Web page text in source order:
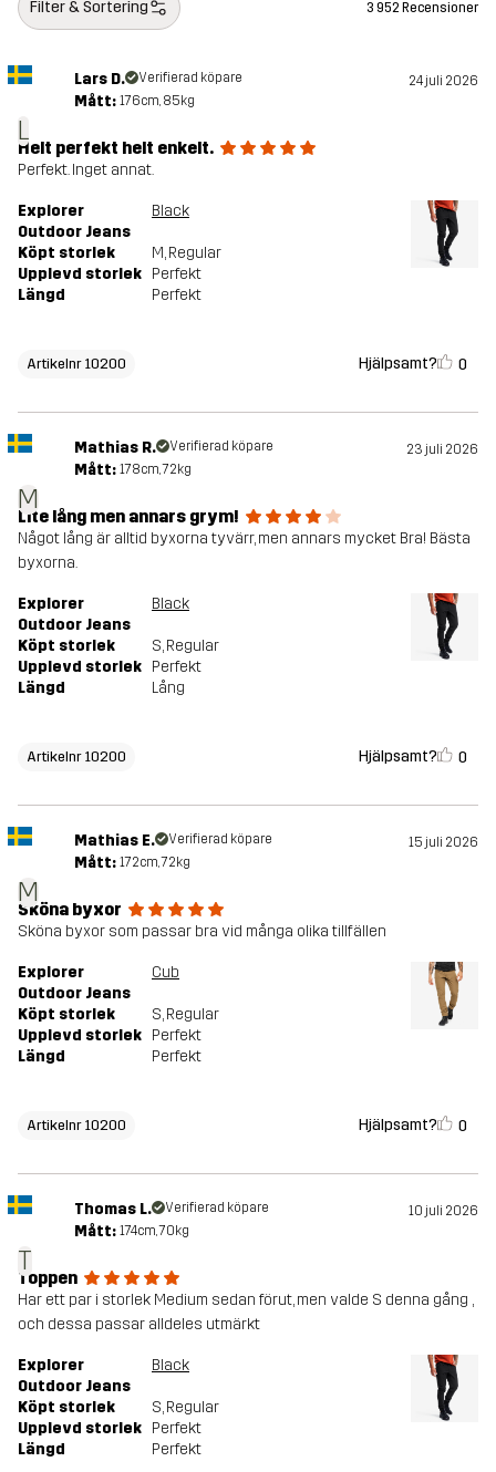
Filter & Sortering 3 952 Recensioner
L
Lars D. Verifierad köpare 24 juli 2026
Mått: 176cm, 85kg
Helt perfekt helt enkelt.
Perfekt. Inget annat.
Explorer
Outdoor Jeans
Black
Köpt storlek M, Regular
Upplevd storlek Perfekt
Längd
Perfekt
Artikelnr 10200 Hjälpsamt? 0
M
Mathias R. Verifierad köpare 23 juli 2026
Mått: 178cm, 72kg
Lite lång men annars grym!
Något lång är alltid byxorna tyvärr, men annars mycket Bra! Bästa
byxorna.
Explorer
Outdoor Jeans
Black
Köpt storlek S, Regular
Upplevd storlek Perfekt
Längd
Lång
Artikelnr 10200 Hjälpsamt? 0
M
Mathias E. Verifierad köpare 15 juli 2026
Mått: 172cm, 72kg
Sköna byxor
Sköna byxor som passar bra vid många olika tillfällen
Explorer
Outdoor Jeans
Cub
Köpt storlek S, Regular
Upplevd storlek Perfekt
Längd
Perfekt
Artikelnr 10200 Hjälpsamt? 0
T
Thomas L. Verifierad köpare 10 juli 2026
Mått: 174cm, 70kg
Toppen
Har ett par i storlek Medium sedan förut, men valde S denna gång ,
och dessa passar alldeles utmärkt
Explorer
Outdoor Jeans
Black
Köpt storlek S, Regular
Upplevd storlek Perfekt
Längd
Perfekt